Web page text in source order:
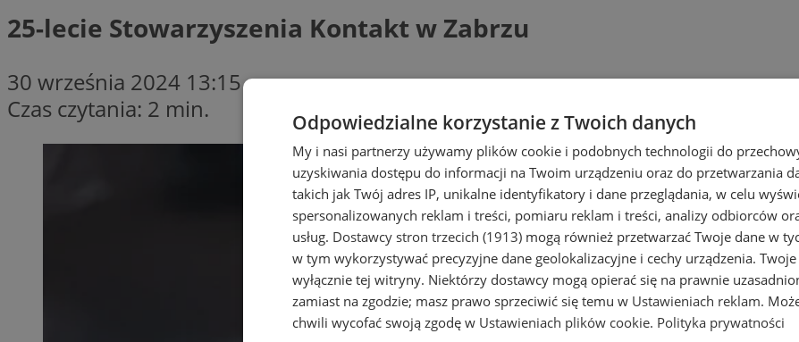
25-lecie Stowarzyszenia Kontakt w Zabrzu
30 września 2024 13:15
Czas czytania: 2 min.
Odpowiedzialne korzystanie z Twoich danych
My i nasi partnerzy używamy plików cookie i podobnych technologii do
uzyskiwania dostępu do informacji na Twoim urządzeniu oraz do przetwarzania
takich jak Twój adres IP, unikalne identyfikatory i dane przeglądania, w celu
spersonalizowanych reklam i treści, pomiaru reklam i treści, analizy odbiorców
usług. Dostawcy stron trzecich (1913) mogą również przetwarzać Twoje dane w
w tym wykorzystywać precyzyjne dane geolokalizacyjne i cechy urządzenia.
wyłącznie tej witryny. Niektórzy dostawcy mogą opierać się na prawnie
zamiast na zgodzie; masz prawo sprzeciwić się temu w Ustawieniach reklam.
chwili wycofać swoją zgodę w Ustawieniach plików cookie. Polityka prywatności